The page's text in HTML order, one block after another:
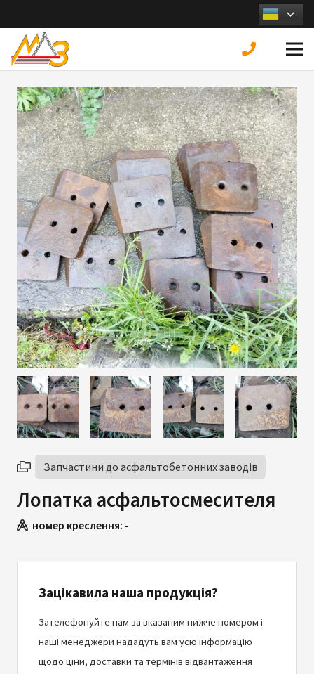
Запчастини до асфальтобетонних заводів
Лопатка асфальтосмесителя
номер креслення: -
Зацікавила наша продукція?
Зателефонуйте нам за вказаним нижче номером і
наші менеджери нададуть вам усю інформацію
щодо ціни, доставки та термінів відвантаження